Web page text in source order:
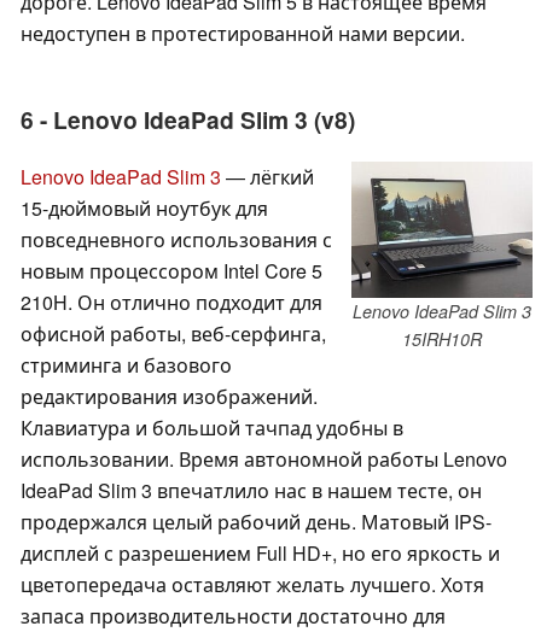
недоступен в протестированной нами версии.
6 - Lenovo IdeaPad Slim 3 (v8)
Lenovo IdeaPad Slim 3
15IRH10R
Lenovo IdeaPad Slim 3 — лёгкий
15-дюймовый ноутбук для
повседневного использования с
новым процессором Intel Core 5
210H. Он отлично подходит для
офисной работы, веб-серфинга,
стриминга и базового
редактирования изображений.
Клавиатура и большой тачпад удобны в
использовании. Время автономной работы Lenovo
IdeaPad Slim 3 впечатлило нас в нашем тесте, он
продержался целый рабочий день. Матовый IPS-
дисплей с разрешением Full HD+, но его яркость и
цветопередача оставляют желать лучшего. Хотя
запаса производительности достаточно для